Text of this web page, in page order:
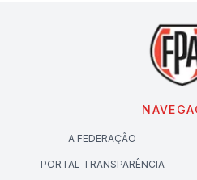
A FEDERAÇÃO
PORTAL TRANSPARÊNCIA